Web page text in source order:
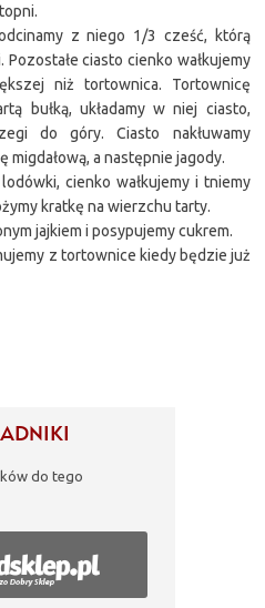
do tego
z niego 1/3 cześć, którą
ciasto cienko wałkujemy
niż tortownica. Tortownicę
bułką, układamy w niej ciasto,
do góry. Ciasto nakłuwamy
migdałową, a następnie jagody.
cienko wałkujemy i tniemy
kratkę na wierzchu tarty.
jajkiem i posypujemy cukrem.
z tortownice kiedy będzie już